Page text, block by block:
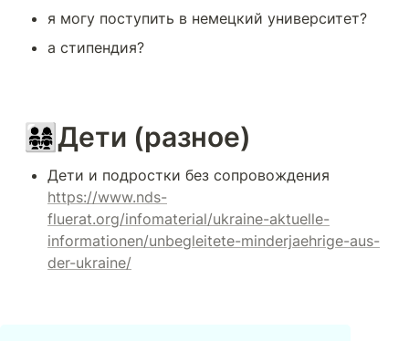
я могу поступить в немецкий университет?
a стипендия?
👨‍👩‍👧‍👧Дети (разное)
https://www.nds-
fluerat.org/infomaterial/ukraine-aktuelle-
informationen/unbegleitete-minderjaehrige-aus-
der-ukraine/